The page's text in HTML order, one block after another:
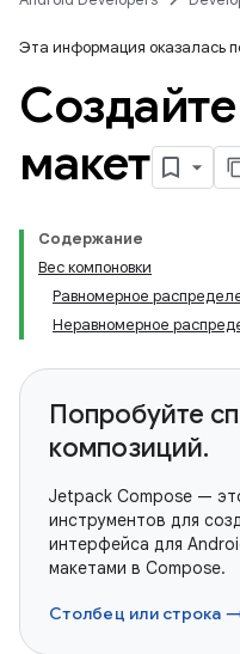
Эта информация оказалась
макет
Содержание
Вес компоновки
Равномерное
Неравномерное
Попробуйте
композиций.
Jetpack Compose —
инструментов для
интерфейса для
макетами в Compose.
Столбец или строка